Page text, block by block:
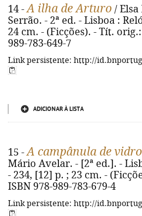
14 -A ilha de Arturo /
Serrão. - 2ª ed. - Lisboa :
24 cm. - (Ficções). - Tít.
989-783-649-7
Link persistente: http://
ADICIONAR À LISTA
15 -A campânula de vidro
Mário Avelar. - [2ª ed.]. -
- 234, [12] p. ; 23 cm. -
ISBN 978-989-783-679-4
Link persistente: http://